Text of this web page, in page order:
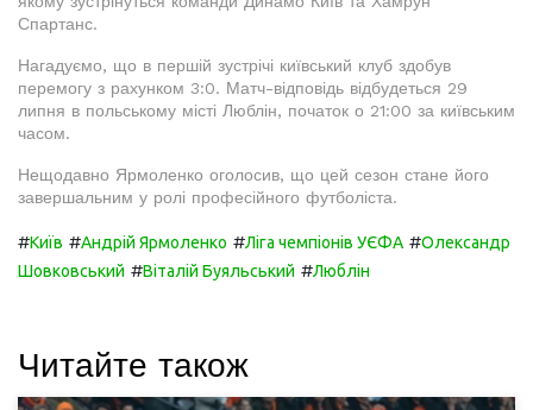
Спартанс.
Нагадуємо, що в першій зустрічі київський клуб здобув
перемогу з рахунком 3:0. Матч-відповідь відбудеться 29
липня в польському місті Люблін, початок о 21:00 за київським
часом.
Нещодавно Ярмоленко оголосив, що цей сезон стане його
завершальним у ролі професійного футболіста.
#Київ #Андрій Ярмоленко #Ліга чемпіонів УЄФА #Олександр
Шовковський #Віталій Буяльський #Люблін
Читайте також